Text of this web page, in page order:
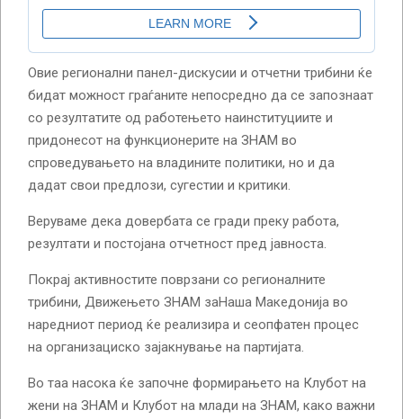
Овие регионални панел-дискусии и отчетни трибини ќе
бидат можност граѓаните непосредно да се запознаат
со резултатите од работењето наинституциите и
придонесот на функционерите на ЗНАМ во
спроведувањето на владините политики, но и да
дадат свои предлози, сугестии и критики.
Веруваме дека довербата се гради преку работа,
резултати и постојана отчетност пред јавноста.
Покрај активностите поврзани со регионалните
трибини, Движењето ЗНАМ заНаша Македонија во
наредниот период ќе реализира и сеопфатен процес
на организациско зајакнување на партијата.
Во таа насока ќе започне формирањето на Клубот на
жени на ЗНАМ и Клубот на млади на ЗНАМ, како важни